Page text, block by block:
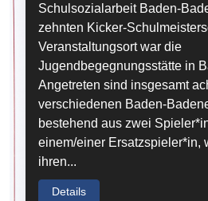
Schulsozialarbeit Baden-
zehnten Kicker-
Veranstaltungsort war die
Jugendbegegnungsstätte in
Angetreten sind insgesamt
verschiedenen Baden-
bestehend aus zwei
einem/einer Ersatzspieler*in,
ihren...
Details